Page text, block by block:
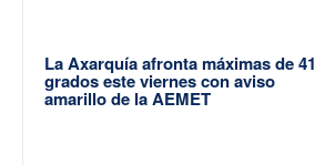
La Axarquía afronta máximas de 41
grados este viernes con aviso
amarillo de la AEMET